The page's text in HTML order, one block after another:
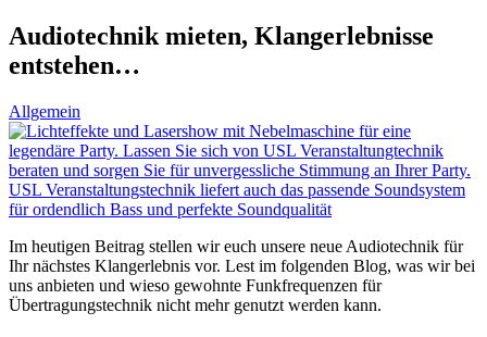
Audiotechnik mieten, Klangerlebnisse
entstehen…
Allgemein
Im heutigen Beitrag stellen wir euch unsere neue Audiotechnik für
Ihr nächstes Klangerlebnis vor. Lest im folgenden Blog, was wir bei
uns anbieten und wieso gewohnte Funkfrequenzen für
Übertragungstechnik nicht mehr genutzt werden kann.